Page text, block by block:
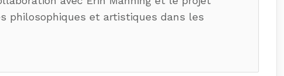
philosophiques et artistiques dans les